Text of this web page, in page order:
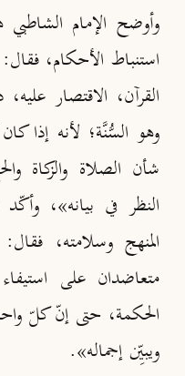
وأوضح الإمام الشاطبي
استنباط الأحكام،
القرآن، الاقتصار
وهو السُّنَّة؛ لأنه إذا
شأن الصلاة والزكاة
النظر في بيانه»، وأكّد
المنهج وسلامته،
متعاضدان على
الحكمة، حتى إنّ كلّ
ويبيِّن إجماله».